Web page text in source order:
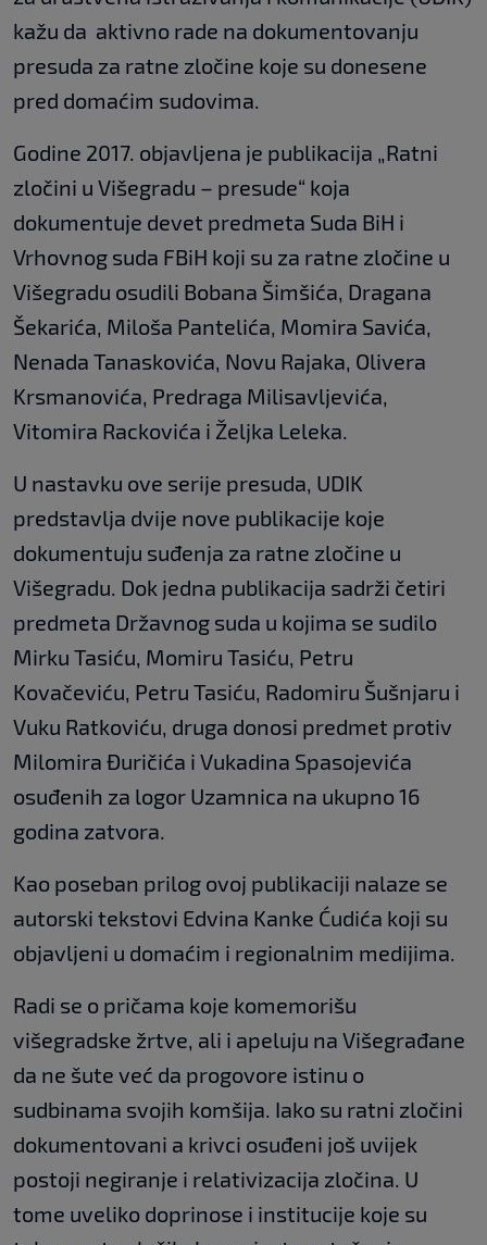
kažu da aktivno rade na dokumentovanju
presuda za ratne zločine koje su donesene
pred domaćim sudovima.
Godine 2017. objavljena je publikacija „Ratni
zločini u Višegradu – presude“ koja
dokumentuje devet predmeta Suda BiH i
Vrhovnog suda FBiH koji su za ratne zločine u
Višegradu osudili Bobana Šimšića, Dragana
Šekarića, Miloša Pantelića, Momira Savića,
Nenada Tanaskovića, Novu Rajaka, Olivera
Krsmanovića, Predraga Milisavljevića,
Vitomira Rackovića i Željka Leleka.
U nastavku ove serije presuda, UDIK
predstavlja dvije nove publikacije koje
dokumentuju suđenja za ratne zločine u
Višegradu. Dok jedna publikacija sadrži četiri
predmeta Državnog suda u kojima se sudilo
Mirku Tasiću, Momiru Tasiću, Petru
Kovačeviću, Petru Tasiću, Radomiru Šušnjaru i
Vuku Ratkoviću, druga donosi predmet protiv
Milomira Đuričića i Vukadina Spasojevića
osuđenih za logor Uzamnica na ukupno 16
godina zatvora.
Kao poseban prilog ovoj publikaciji nalaze se
autorski tekstovi Edvina Kanke Ćudića koji su
objavljeni u domaćim i regionalnim medijima.
Radi se o pričama koje komemorišu
višegradske žrtve, ali i apeluju na Višegrađane
da ne šute već da progovore istinu o
sudbinama svojih komšija. Iako su ratni zločini
dokumentovani a krivci osuđeni još uvijek
postoji negiranje i relativizacija zločina. U
tome uveliko doprinose i institucije koje su